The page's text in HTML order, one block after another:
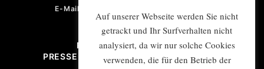
E-Mail: violetta.vonderheydt@e-mex.de
PROJEKTMANAGEMENT/
PRESSE- UND ÖFFENTLICHKEITSARBEIT
Auf unserer Webseite werden Sie nicht
getrackt und Ihr Surfverhalten nicht
analysiert, da wir nur solche Cookies
verwenden, die für den Betrieb der